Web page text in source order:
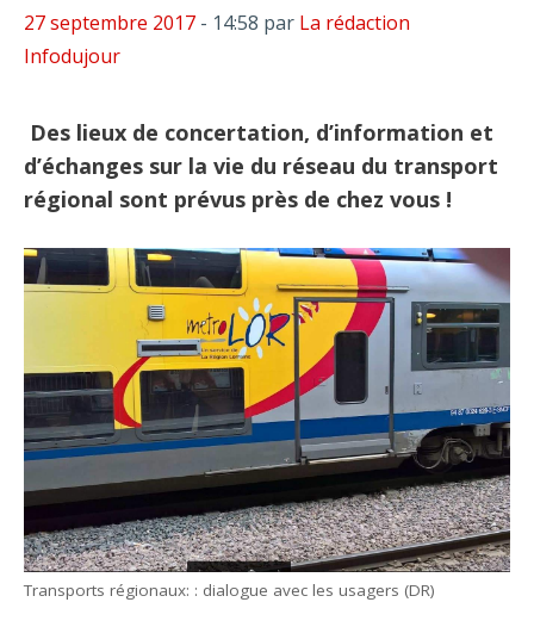
27 septembre 2017 - 14:58 par La rédaction
Infodujour
Des lieux de concertation, d’information et
d’échanges sur la vie du réseau du transport
régional sont prévus près de chez vous !
Transports régionaux: : dialogue avec les usagers (DR)